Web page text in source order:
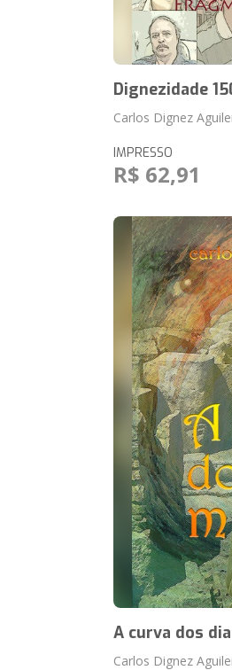
Dignezidade
Carlos Dignez
IMPRESSO
R$ 62,91
A curva dos
Carlos Dignez